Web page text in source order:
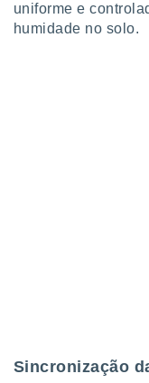
únicos
qualquer
uniforme e
humidade no solo.
Sincronização